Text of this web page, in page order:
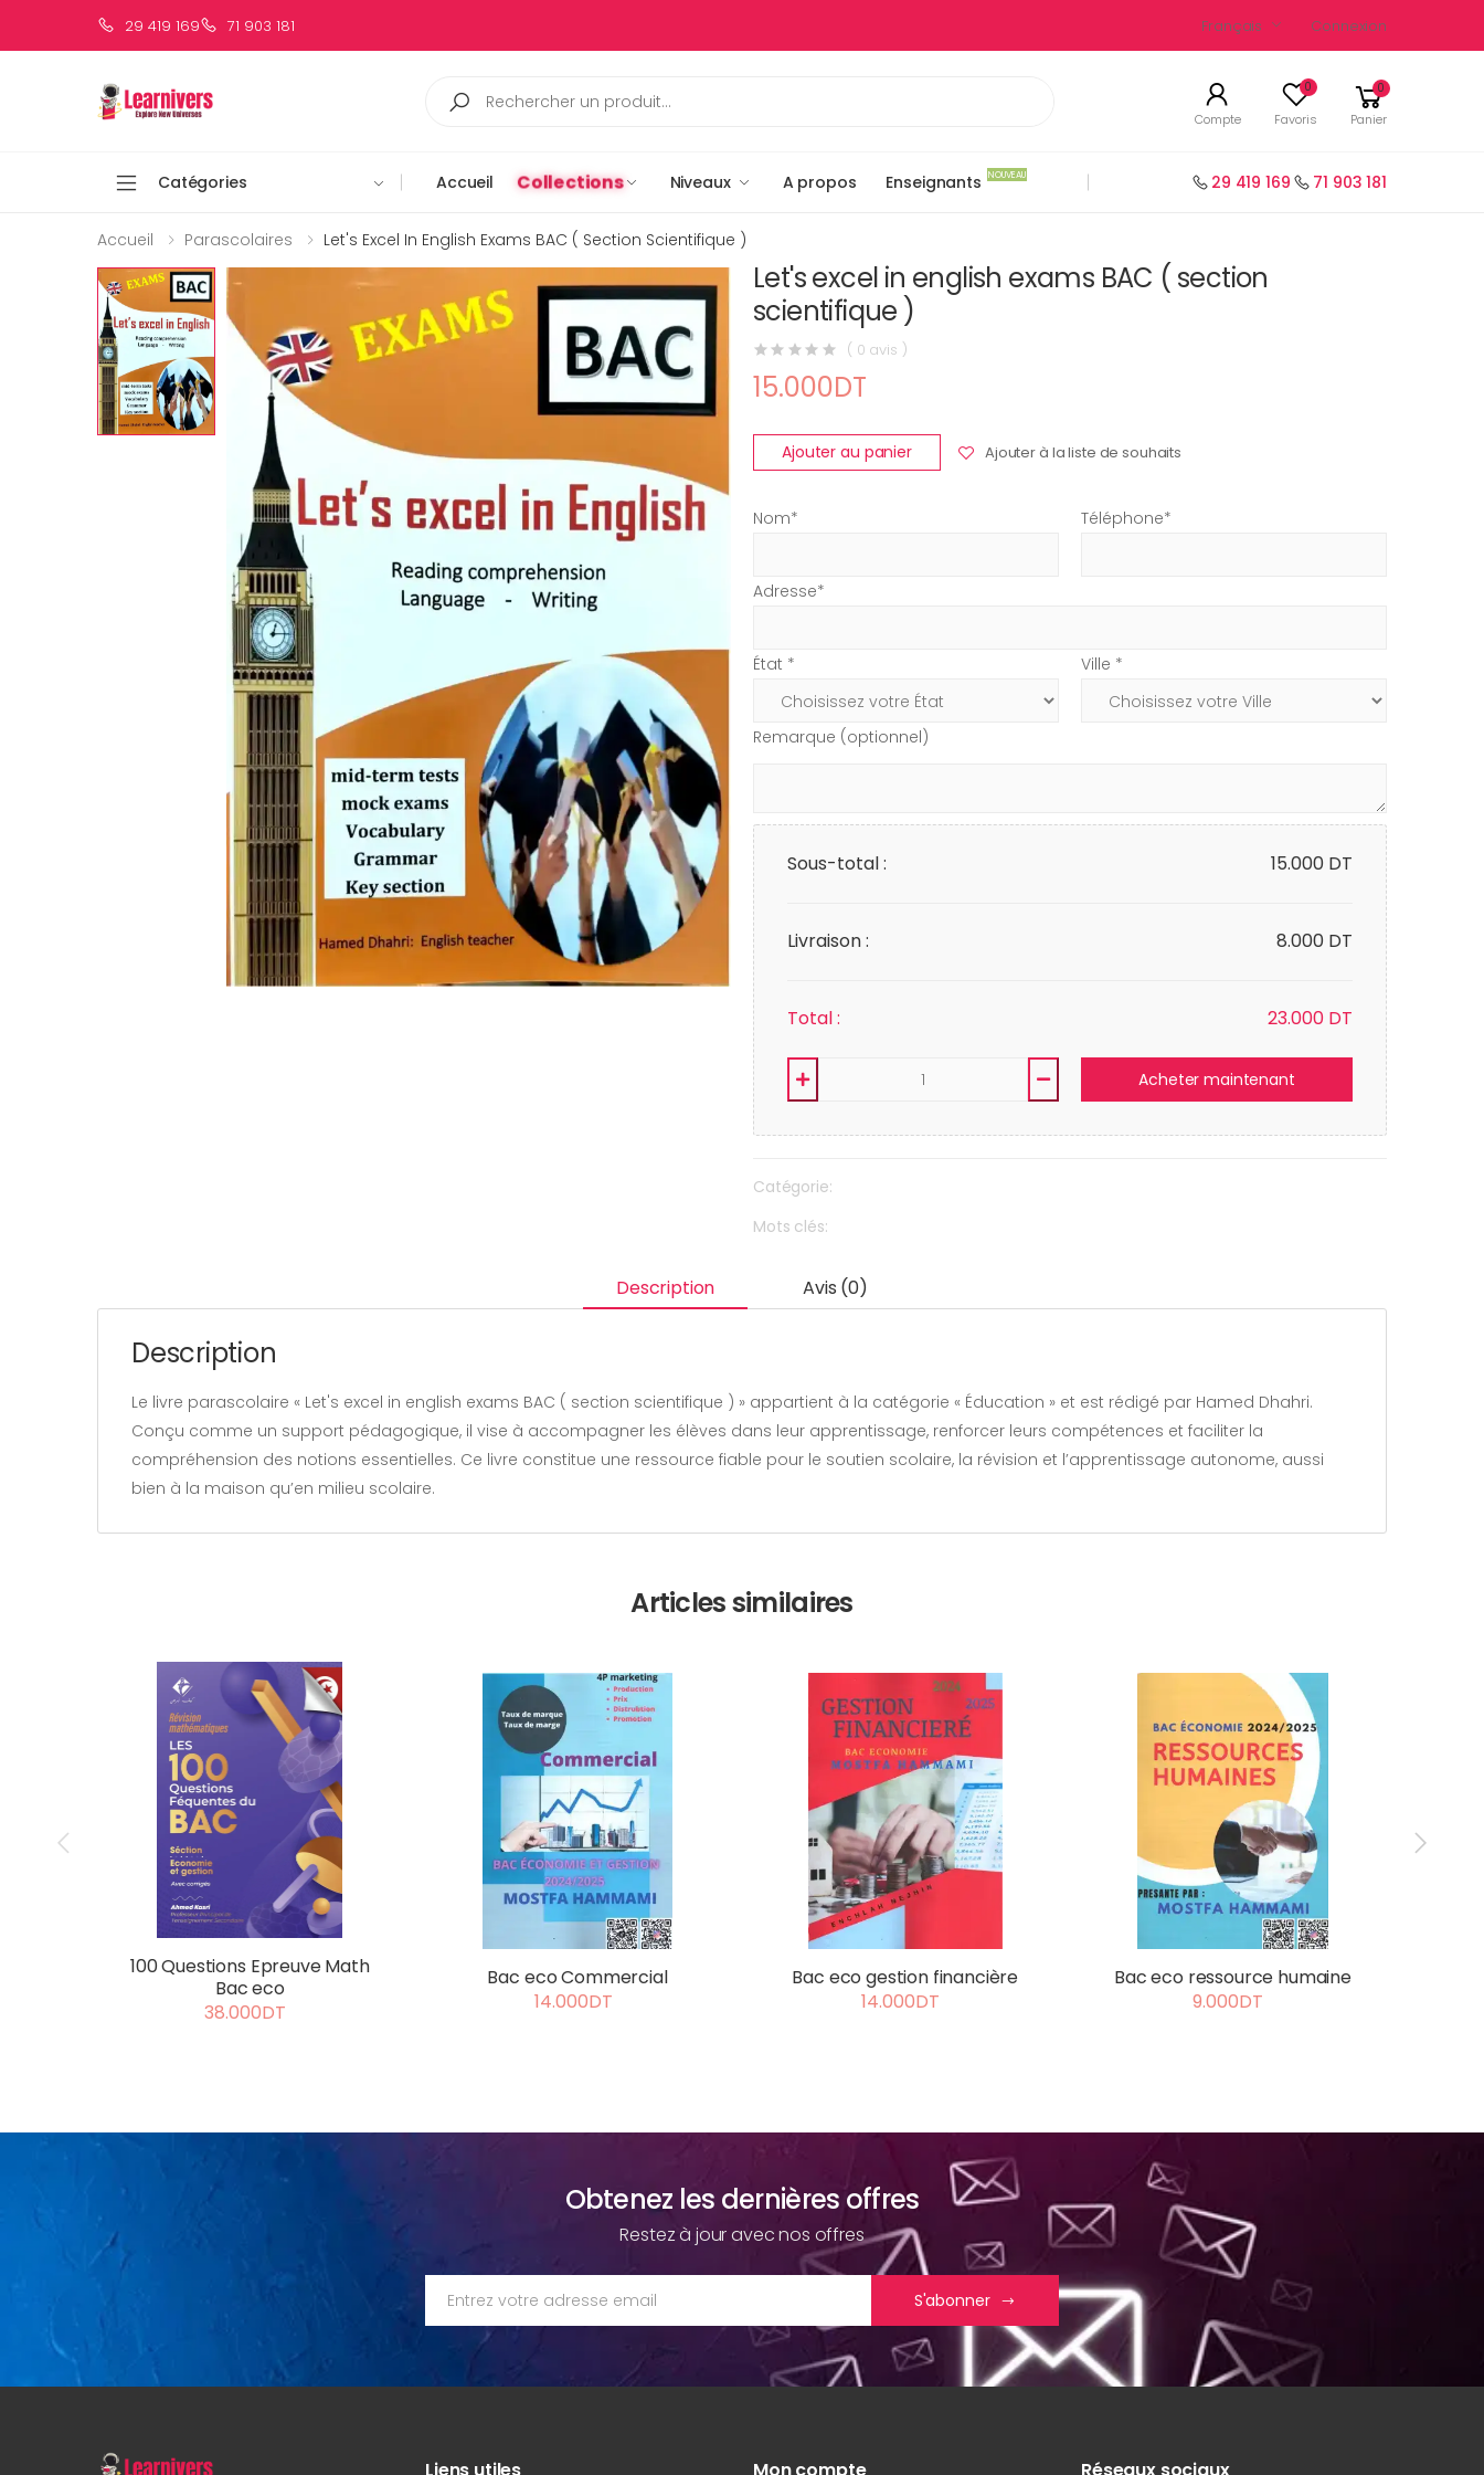
29 419 169 71 903 181 Français Connexion
Compte
0
Favoris
0
Panier
Catégories Accueil Collections Niveaux A propos Enseignants NOUVEAU 29 419 169 71 903 181
Accueil Parascolaires Let's Excel In English Exams BAC ( Section Scientifique )
Let's excel in english exams BAC ( section
scientifique )
( 0 avis )
15.000DT
Ajouter au panier Ajouter à la liste de souhaits
Nom* Téléphone*
Adresse*
État * Ville *
Remarque (optionnel)
Sous-total : 15.000 DT
Livraison : 8.000 DT
Total : 23.000 DT
Acheter maintenant
Catégorie:
Mots clés:
Description Avis (0)
Description
Le livre parascolaire « Let's excel in english exams BAC ( section scientifique ) » appartient à la catégorie « Éducation » et est rédigé par Hamed Dhahri.
Conçu comme un support pédagogique, il vise à accompagner les élèves dans leur apprentissage, renforcer leurs compétences et faciliter la
compréhension des notions essentielles. Ce livre constitue une ressource fiable pour le soutien scolaire, la révision et l’apprentissage autonome, aussi
bien à la maison qu’en milieu scolaire.
Articles similaires
100 Questions Epreuve Math
Bac eco
38.000DT
Bac eco Commercial
14.000DT
Bac eco gestion financière
14.000DT
Bac eco ressource humaine
9.000DT
Obtenez les dernières offres
Restez à jour avec nos offres
S'abonner